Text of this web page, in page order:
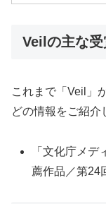
Veilの主な受
これまで「Veil」
どの情報をご紹介
「文化庁メ
薦作品／第24